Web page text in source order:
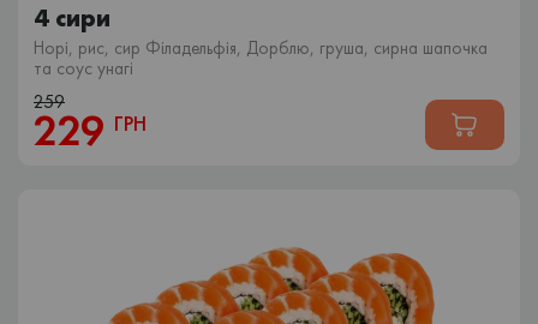
4 сири
Норі, рис, сир Філадельфія, Дорблю, груша, сирна шапочка
та соус унагі
259
229 ГРН